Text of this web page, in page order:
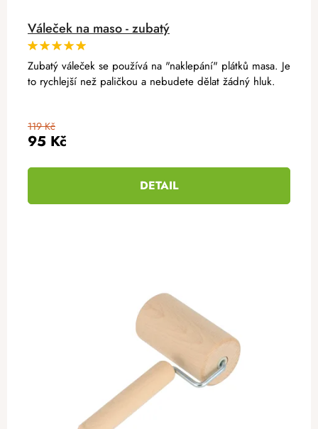
Váleček na maso - zubatý
95 Kč
119 Kč
DETAIL
Zubatý váleček se používá na "naklepání" plátků masa. Je
to rychlejší než paličkou a nebudete dělat žádný hluk.